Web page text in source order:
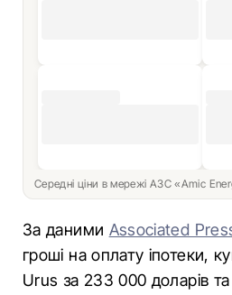
Середні ціни в мережі АЗС «Amic
За даними Associated
гроші на оплату іпотеки,
Urus за 233 000 доларів